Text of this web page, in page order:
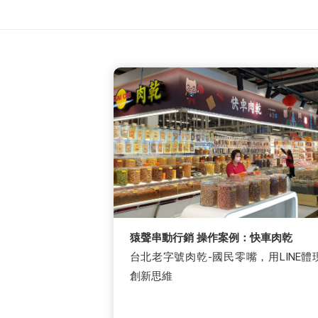
猿聲串動行銷 操作案例：快車肉乾
台北老字號肉乾-國民零嘴，用LINE體
創新思維